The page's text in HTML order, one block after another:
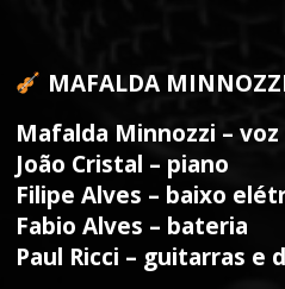
MAFALDA
Mafalda Minnozzi – voz
João Cristal – piano
Filipe Alves – baixo
Fabio Alves – bateria
Paul Ricci – guitarras e